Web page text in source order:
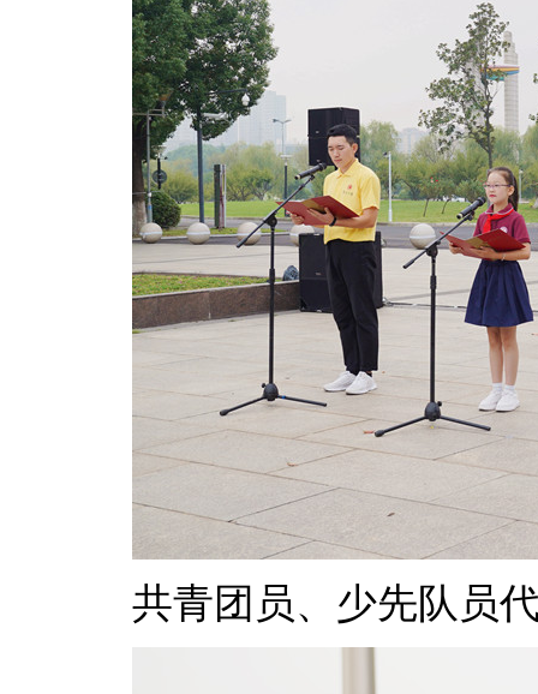
共青团员、少先队员